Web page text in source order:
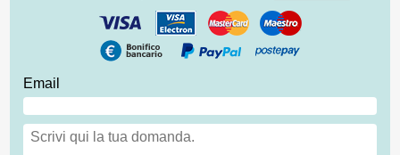
Email